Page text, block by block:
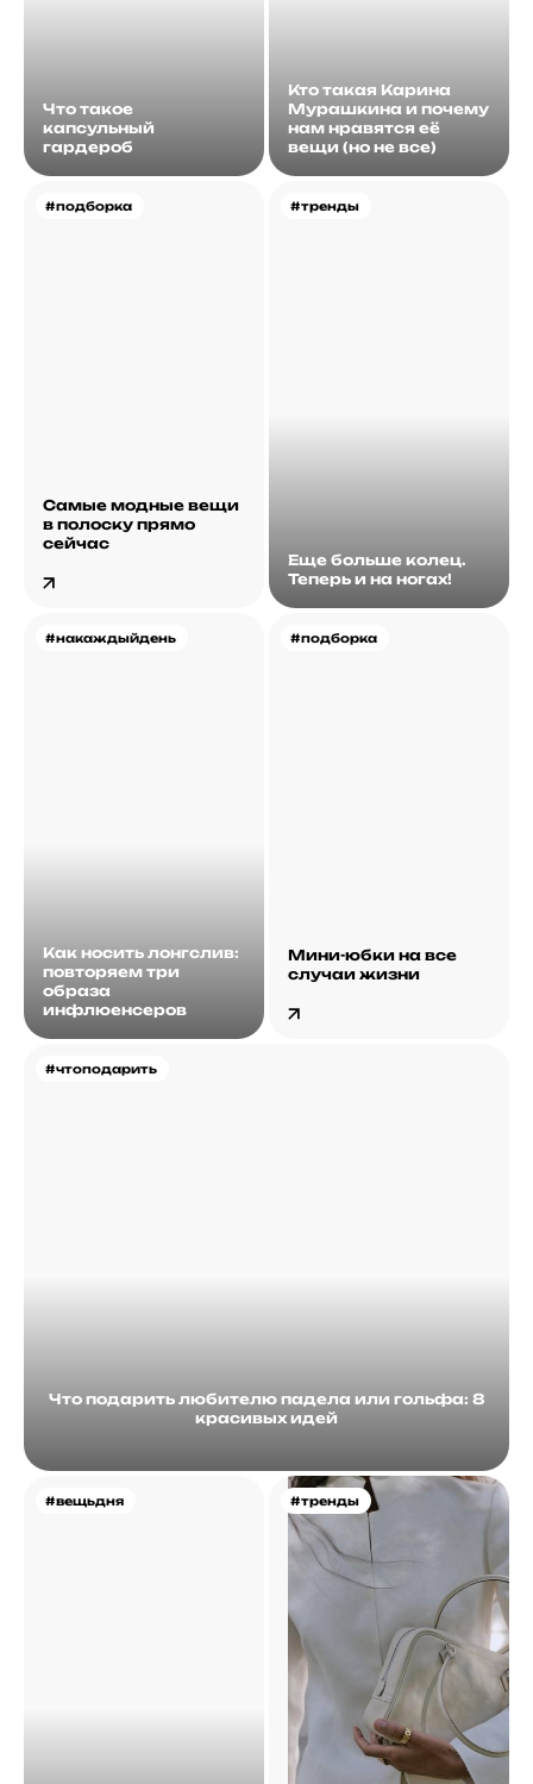
Что такое
капсульный
гардероб
Кто такая Карина
Мурашкина и почему
нам нравятся её
вещи (но не все)
#подборка
Самые модные вещи
в полоску прямо
сейчас
#тренды
Еще больше колец.
Теперь и на ногах!
#накаждыйдень
Как носить лонгслив:
повторяем три
образа
инфлюенсеров
#чтоподарить
Что подарить любителю падела или гольфа: 8
красивых идей
#подборка
Мини-юбки на все
случаи жизни
#вещьдня #тренды